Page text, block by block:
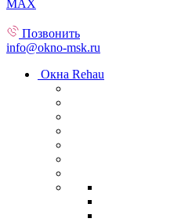
Позвонить
info@okno-msk.ru
Окна Rehau